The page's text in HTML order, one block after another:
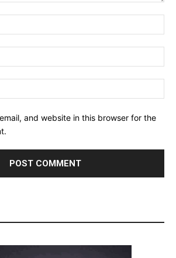
and website in this browser for the